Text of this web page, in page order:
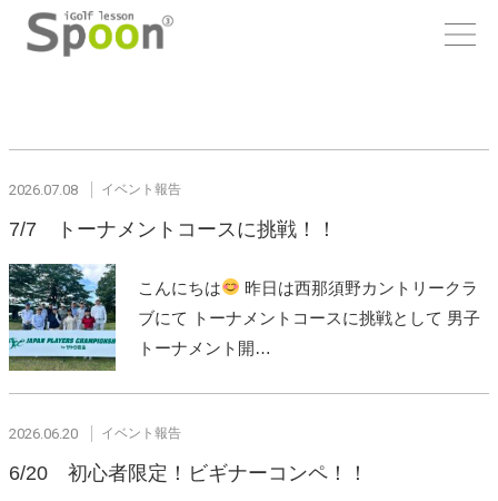
2026.07.08 イベント報告
7/7 トーナメントコースに挑戦！！
こんにちは
昨日は西那須野カントリークラ
ブにて トーナメントコースに挑戦として 男子
トーナメント開…
2026.06.20 イベント報告
6/20 初心者限定！ビギナーコンペ！！